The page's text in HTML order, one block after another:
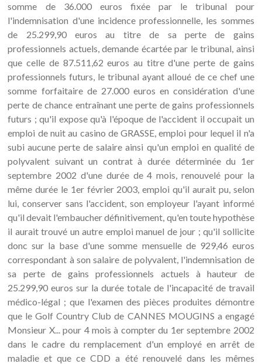
somme de 36.000 euros fixée par le tribunal pour
l'indemnisation d'une incidence professionnelle, les sommes
de 25.299,90 euros au titre de sa perte de gains
professionnels actuels, demande écartée par le tribunal, ainsi
que celle de 87.511,62 euros au titre d'une perte de gains
professionnels futurs, le tribunal ayant alloué de ce chef une
somme forfaitaire de 27.000 euros en considération d'une
perte de chance entraînant une perte de gains professionnels
futurs ; qu'il expose qu'à l'époque de l'accident il occupait un
emploi de nuit au casino de GRASSE, emploi pour lequel il n'a
subi aucune perte de salaire ainsi qu'un emploi en qualité de
polyvalent suivant un contrat à durée déterminée du 1er
septembre 2002 d'une durée de 4 mois, renouvelé pour la
même durée le 1er février 2003, emploi qu'il aurait pu, selon
lui, conserver sans l'accident, son employeur l'ayant informé
qu'il devait l'embaucher définitivement, qu'en toute hypothèse
il aurait trouvé un autre emploi manuel de jour ; qu'il sollicite
donc sur la base d'une somme mensuelle de 929,46 euros
correspondant à son salaire de polyvalent, l'indemnisation de
sa perte de gains professionnels actuels à hauteur de
25.299,90 euros sur la durée totale de l'incapacité de travail
médico-légal ; que l'examen des pièces produites démontre
que le Golf Country Club de CANNES MOUGINS a engagé
Monsieur X... pour 4 mois à compter du 1er septembre 2002
dans le cadre du remplacement d'un employé en arrêt de
maladie et que ce CDD a été renouvelé dans les mêmes